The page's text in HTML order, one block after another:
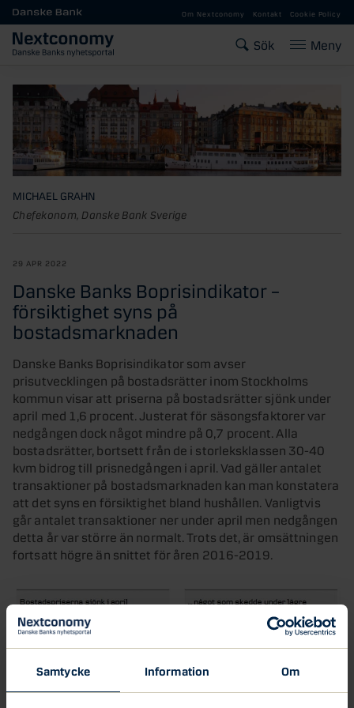
Samtycke Information Om
Gå till huvudinnehåll
Om Nextconomy Kontakt Cookie Policy
Sök Meny
MICHAEL GRAHN
Chefekonom, Danske Bank Sverige
29 APR 2022
Danske Banks Boprisindikator –
försiktighet syns på
bostadsmarknaden
Danske Banks Boprisindikator som avser
prisutvecklingen på bostadsrätter inom Stockholms
kommun visar att priserna på bostadsrätter sjönk under
april med 1,6 procent. Justerat för säsongsfaktorer var
nedgången dock något mindre på 0,7 procent. Alla
bostadsrätter, bortsett från de i storleksklassen 30-40
kvm bidrog till prisnedgången i april. Vad gäller antalet
transaktioner på bostadsmarknaden kan man konstatera
att det syns en försiktighet bland hushållen. Vanligtvis
går antalet transaktioner ner under april men nedgången
detta år var större än normalt. Trots det, är omsättningen
fortsatt högre än snittet för åren 2016-2019.